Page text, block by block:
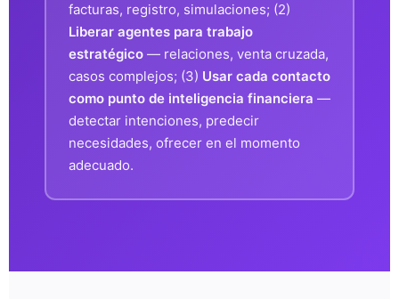
facturas, registro, simulaciones; (2)
Liberar agentes para trabajo
estratégico — relaciones, venta cruzada,
casos complejos; (3) Usar cada contacto
como punto de inteligencia financiera —
detectar intenciones, predecir
necesidades, ofrecer en el momento
adecuado.